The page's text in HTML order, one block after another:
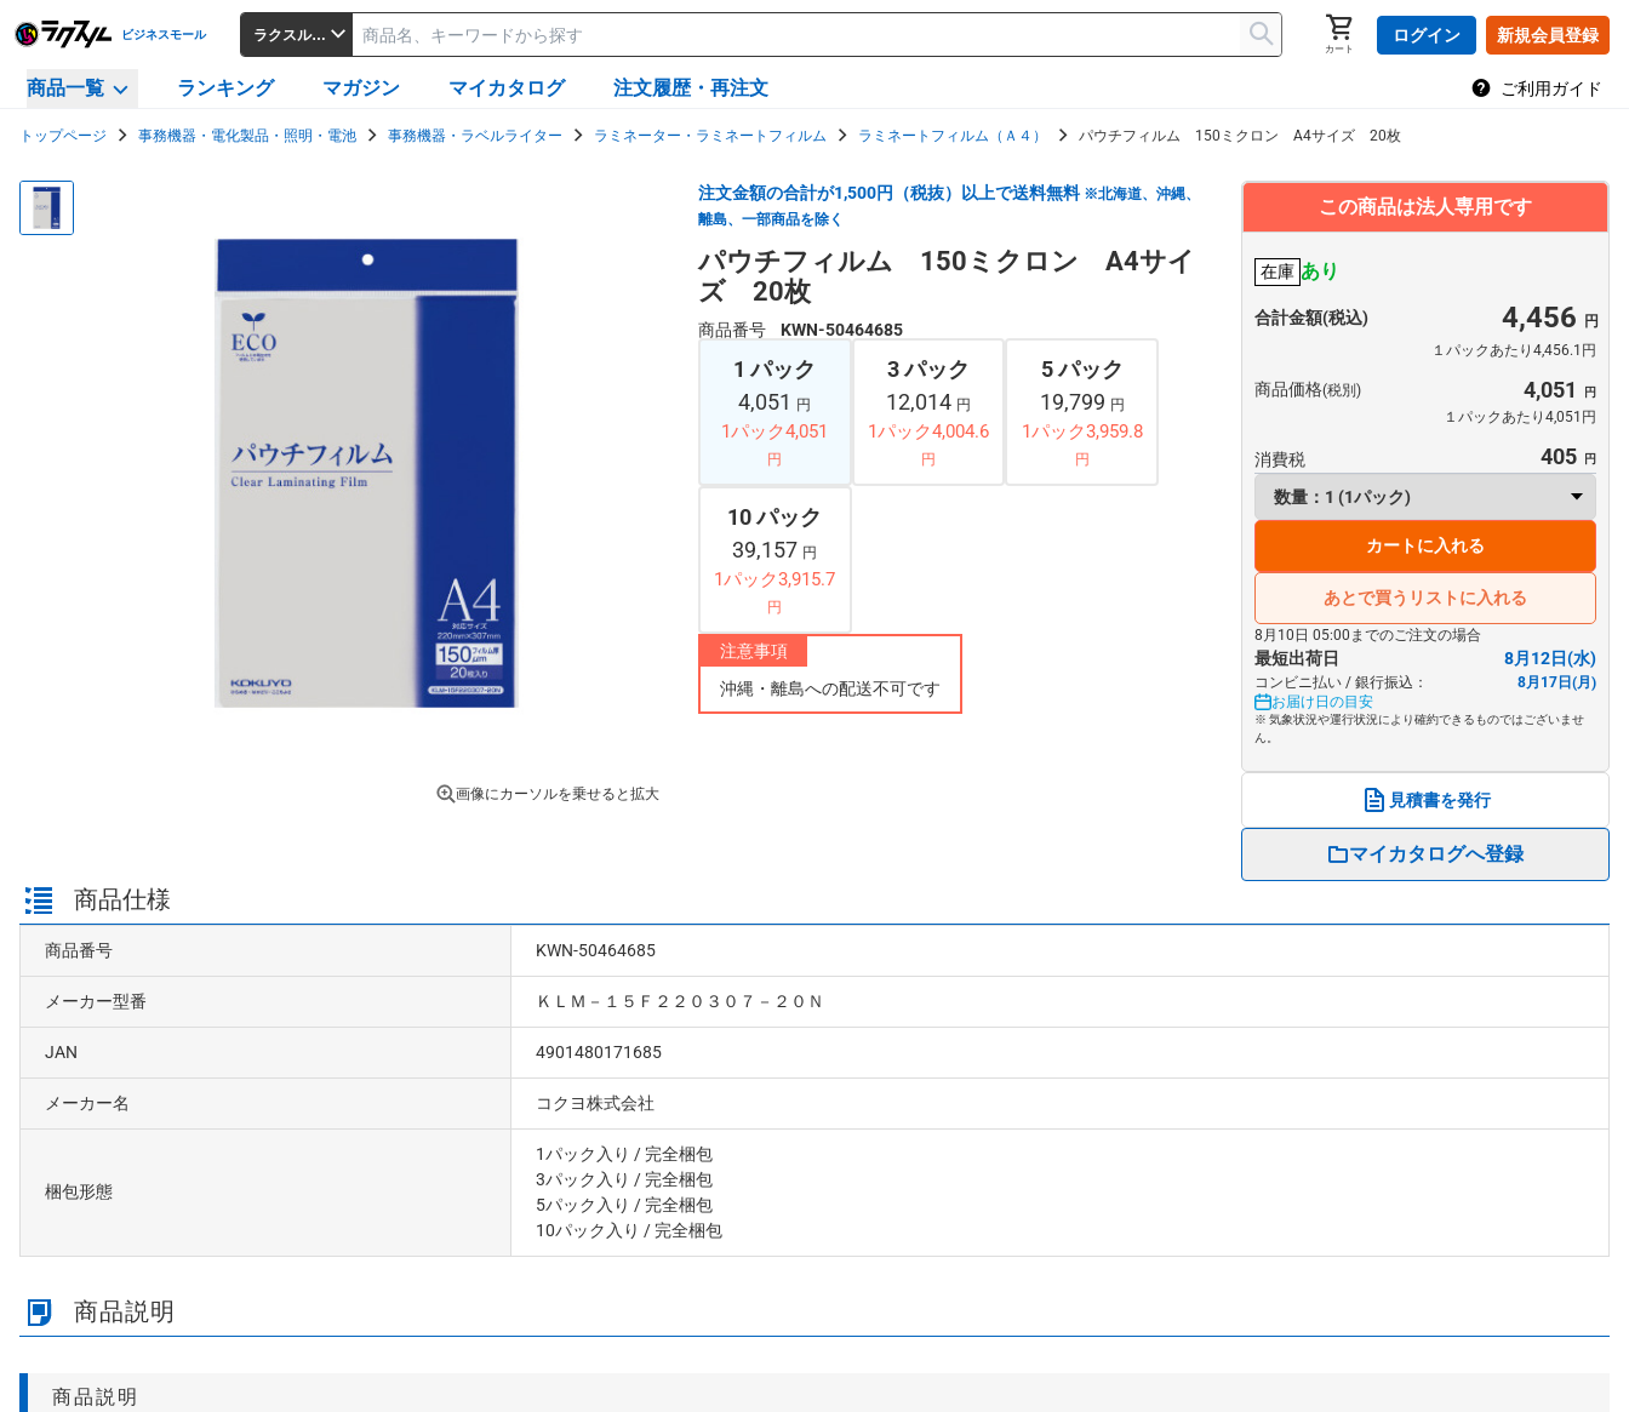
ビジネスモール ラクスルビジネスモール
カート
ログイン 新規会員登録
商品一覧 ランキング マガジン マイカタログ 注文履歴・再注文 ご利用ガイド
トップページ 事務機器・電化製品・照明・電池 事務機器・ラベルライター ラミネーター・ラミネートフィルム ラミネートフィルム（Ａ４） パウチフィルム 150ミクロン A4サイズ 20枚
画像にカーソルを乗せると拡大
注文金額の合計が1,500円（税抜）以上で送料無料 ※北海道、沖縄、
離島、一部商品を除く
パウチフィルム 150ミクロン A4サイ
ズ 20枚
商品番号 KWN-50464685
1 パック
4,051
円
1パック4,051
円
3 パック
12,014 円
1パック4,004.6
円
5 パック
19,799 円
1パック3,959.8
円
10 パック
39,157 円
1パック3,915.7
円
注意事項
沖縄・離島への配送不可です
この商品は法人専用です
在庫 あり
合計金額(税込) 4,456
１パックあたり4,456.1円
商品価格(税別) 4,051
１パックあたり4,051円
消費税 405
カートに入れる
あとで買うリストに入れる
8月10日 05:00までのご注文の場合
最短出荷日 8月12日(水)
コンビニ払い / 銀行振込：
8月17日(月)
お届け日の目安
※ 気象状況や運行状況により確約できるものではございませ
ん。
見積書を発行
マイカタログへ登録
商品仕様
商品番号 KWN-50464685
メーカー型番 ＫＬＭ－１５Ｆ２２０３０７－２０Ｎ
JAN 4901480171685
メーカー名 コクヨ株式会社
梱包形態
1パック入り / 完全梱包
3パック入り / 完全梱包
5パック入り / 完全梱包
10パック入り / 完全梱包
商品説明
商品説明